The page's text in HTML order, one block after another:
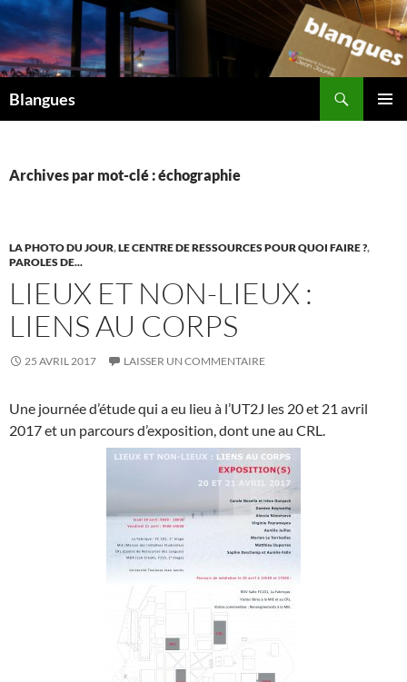
Aller
au
contenu
Blangues
Archives par mot-clé : échographie
LA PHOTO DU JOUR,LE CENTRE DE RESSOURCES POUR QUOI FAIRE ?,
PAROLES DE...
LIEUX ET NON-LIEUX :
LIENS AU CORPS
25 AVRIL 2017 LAISSER UN COMMENTAIRE
Une journée d’étude qui a eu lieu à l’UT2J les 20 et 21 avril
2017 et un parcours d’exposition, dont une au CRL.